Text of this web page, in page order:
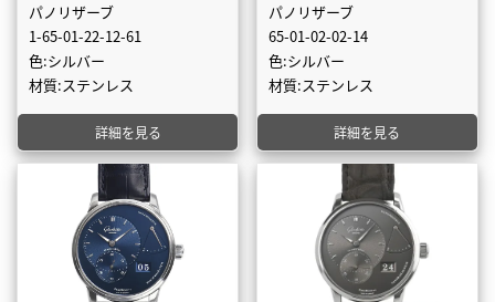
パノリザーブ
1-65-01-22-12-61
色:シルバー
材質:ステンレス
詳細を見る
パノリザーブ
65-01-02-02-14
色:シルバー
材質:ステンレス
詳細を見る